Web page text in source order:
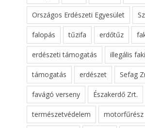
Országos Erdészeti Egyesület
falopás tűzifa erdőtűz
erdészeti támogatás illegális
támogatás erdészet Sefag
favágó verseny Északerdő Zrt.
természetvédelem motorfűrész